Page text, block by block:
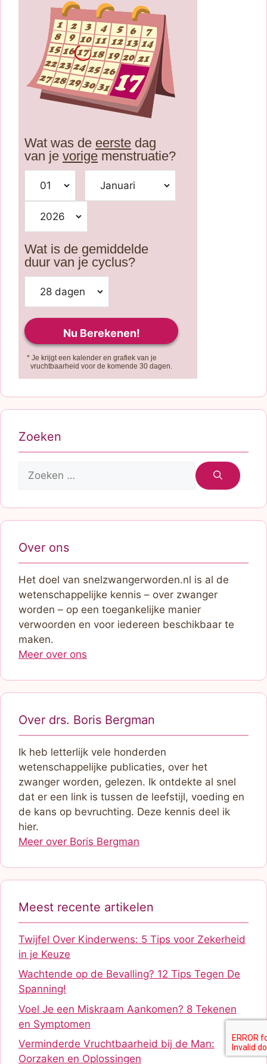
Wat was de eerste dag
van je vorige menstruatie?
Wat is de gemiddelde
duur van je cyclus?
* Je krijgt een kalender en grafiek van je
vruchtbaarheid voor de komende 30 dagen.
Zoeken
naar:
Over ons
Het doel van snelzwangerworden.nl is al de
wetenschappelijke kennis – over zwanger
worden – op een toegankelijke manier
verwoorden en voor iedereen beschikbaar te
maken.
Meer over ons
Over drs. Boris Bergman
Ik heb letterlijk vele honderden
wetenschappelijke publicaties, over het
zwanger worden, gelezen. Ik ontdekte al snel
dat er een link is tussen de leefstijl, voeding en
de kans op bevruchting. Deze kennis deel ik
hier.
Meer over Boris Bergman
Meest recente artikelen
Twijfel Over Kinderwens: 5 Tips voor Zekerheid
in je Keuze
Wachtende op de Bevalling? 12 Tips Tegen De
Spanning!
Voel Je een Miskraam Aankomen? 8 Tekenen
en Symptomen
Verminderde Vruchtbaarheid bij de Man:
Oorzaken en Oplossingen